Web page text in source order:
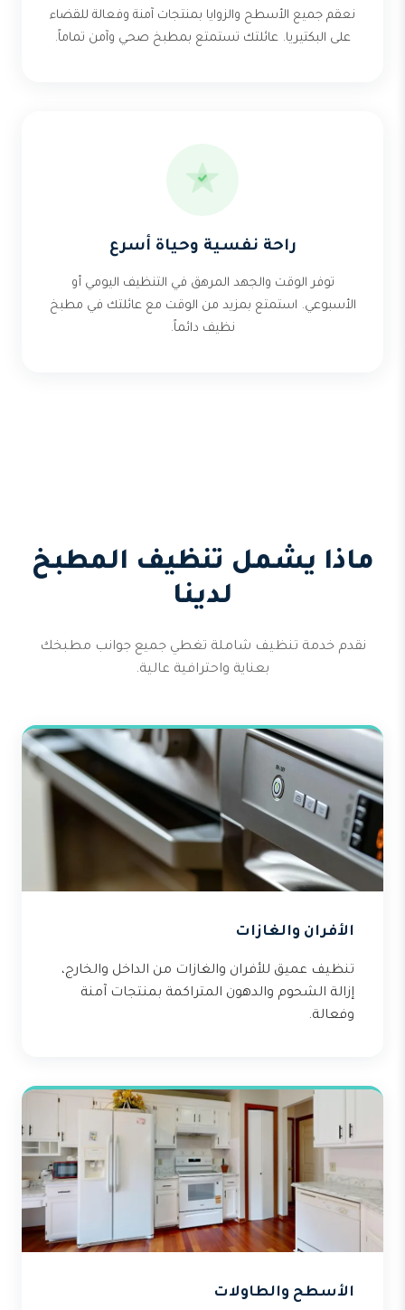
نعقم جميع الأسطح والزوايا بمنتجات آمنة وفعالة للقضاء
على البكتيريا. عائلتك تستمتع بمطبخ صحي وآمن تماماً.
راحة نفسية وحياة أسرع
توفر الوقت والجهد المرهق في التنظيف اليومي أو
الأسبوعي. استمتع بمزيد من الوقت مع عائلتك في مطبخ
نظيف دائماً.
ماذا يشمل تنظيف المطبخ
لدينا
نقدم خدمة تنظيف شاملة تغطي جميع جوانب مطبخك
بعناية واحترافية عالية.
الأفران والغازات
تنظيف عميق للأفران والغازات من الداخل والخارج،
إزالة الشحوم والدهون المتراكمة بمنتجات آمنة
وفعالة.
الأسطح والطاولات